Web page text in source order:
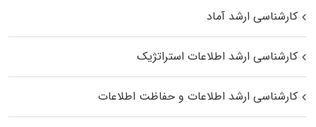
کارشناسی ارشد آماد
کارشناسی ارشد اطلاعات استراتژیک
کارشناسی ارشد اطلاعات و حفاظت اطلاعات